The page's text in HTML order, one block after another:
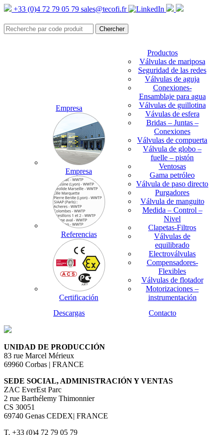
+33 (0)4 72 79 05 79 sales@tecofi.fr
Empresa
Empresa
Referencias
Certificación
Productos
Válvulas de mariposa
Seguridad de las redes
Válvulas de aguja
Conexiones-
Ensamblaje para agua
Válvulas de guillotina
Vávulas de esfera
Bridas – Juntas –
Conexiones
Válvulas de compuerta
Válvula de globo –
fuelle – pistón
Ventosas
Gama petróleo
Válvula de paso directo
Purgadores
Válvula de manguito
Medida – Control –
Nivel
Clapetas-Filtros
Válvulas de
equilibrado
Electroválvulas
Compensadores-
Flexibles
Válvulas de flotador
Motorizaciones –
instrumentación
Descargas
Contacto
UNIDAD DE PRODUCCIÓN
83 rue Marcel Mérieux
69960 Corbas | FRANCE
SEDE SOCIAL, ADMINISTRACIÓN Y VENTAS
ZAC EverEst Parc
2 rue Barthélemy Thimonnier
CS 30051
69740 Genas CEDEX| FRANCE
T. +33 (0)4 72 79 05 79